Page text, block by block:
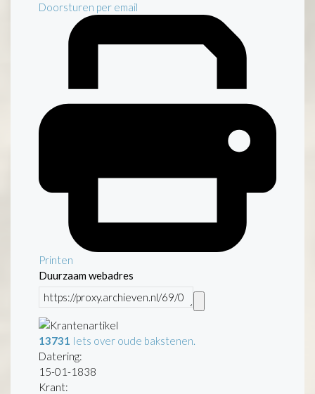
Doorsturen per email
Printen
Duurzaam webadres
13731 Iets over oude bakstenen.
Datering:
15-01-1838
Krant: